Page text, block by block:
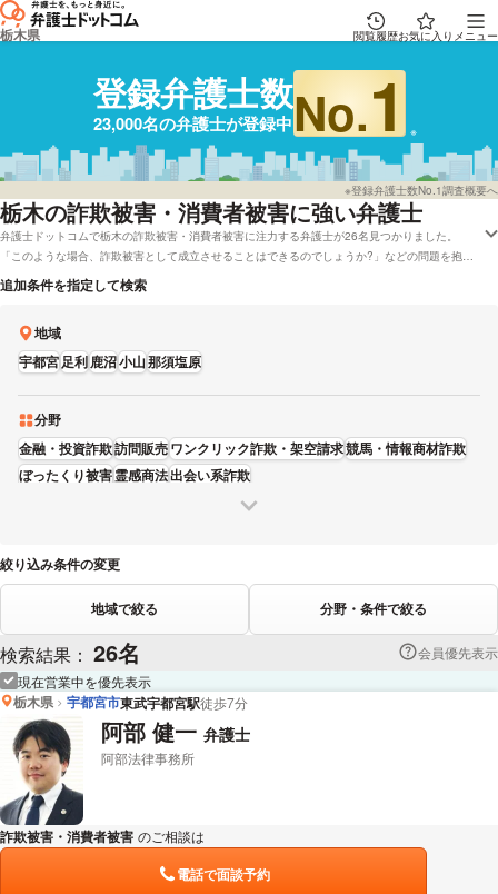
栃木県 閲覧履歴お気に入り メニュー
登録弁護士数
23,000名の弁護士が登録中No.1
※登録弁護士数No.1調査概要へ
栃木の詐欺被害・消費者被害に強い弁護士
弁護士ドットコムで栃木の詐欺被害・消費者被害に注力する弁護士が26名見つかりました。
「このような場合、詐欺被害として成立させることはできるのでしょうか?」などの問題を抱え
ております。弁護士ドットコムでは栃木で無料の法律相談「みんなの法律相談」に回答している
弁護士や弁護士費用などの相談を電話でも応対している弁護士といったさまざまな希望の条件で
弁護士の選び方などの情報はほとんど下調べをしたけど、栃木周辺の弁護士を費用で比較した
い」などのニーズにも対応することができます。弁護士の中には「電話1本で解決するケースも
あり、相談直後に加害者に対し「示談しないと訴訟をする」と連絡し、支払い額の返還を実現し
た経験も多数あります。」とおっしゃる方もおります。詐欺被害・消費者被害のトラブルに巻き
込まれている方は本サイトに登録している弁護士の中から、能力や英語などの対応言語などの希
望を踏まえて、条件に沿う弁護士・法律事務所に一度相談をしてみることもご検討ください。
追加条件を指定して検索
地域
宇都宮足利鹿沼小山那須塩原
分野
金融・投資詐欺訪問販売ワンクリック詐欺・架空請求競馬・情報商材詐欺
ぼったくり被害霊感商法出会い系詐欺
絞り込み条件の変更
地域で絞る 分野・条件で絞る
検索結果： 26名
会員優先表示
現在営業中を優先表示
栃木県 宇都宮市東武宇都宮駅徒歩7分
阿部 健一 弁護士
阿部法律事務所
詐欺被害・消費者被害 のご相談は
電話で面談予約